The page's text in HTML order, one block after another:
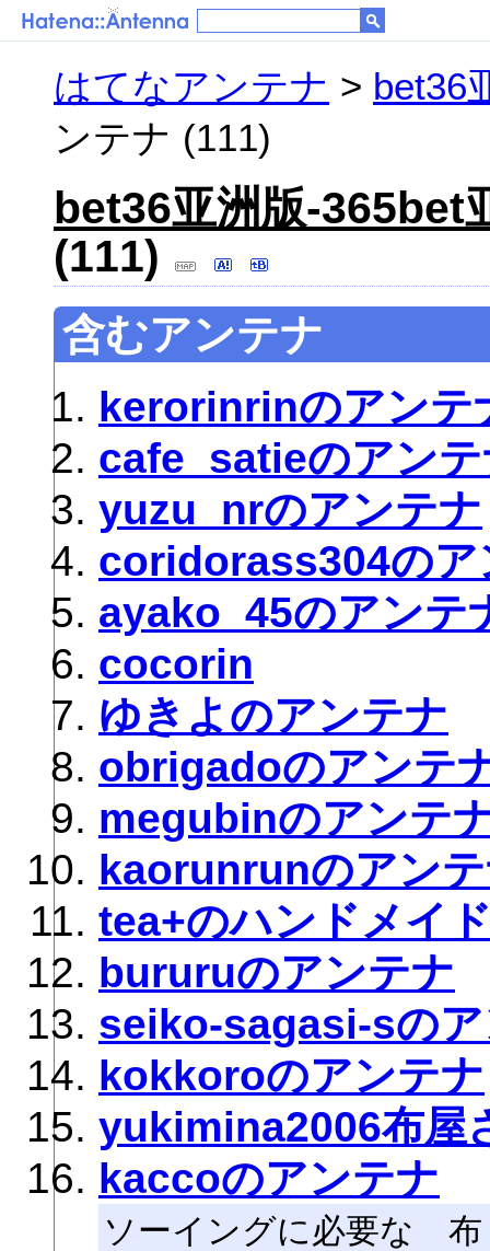
はてなアンテナ > bet36
ンテナ (111)
bet36亚洲版-365bet
(111)
含むアンテナ
kerorinrinのアンテ
cafe_satieのアン
yuzu_nrのアンテナ
coridorass304のア
ayako_45のアンテ
cocorin
ゆきよのアンテナ
obrigadoのアンテ
megubinのアンテ
kaorunrunのアン
tea+のハンドメイ
bururuのアンテナ
seiko-sagasi-sの
kokkoroのアンテナ
yukimina2006布屋
kaccoのアンテナ
ソーイングに必要な 布